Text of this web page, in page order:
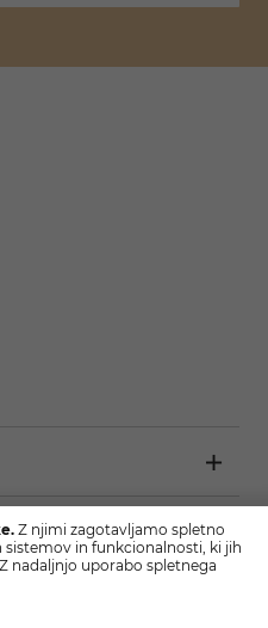
Z njimi zagotavljamo spletno
in funkcionalnosti, ki jih
nadaljnjo uporabo spletnega